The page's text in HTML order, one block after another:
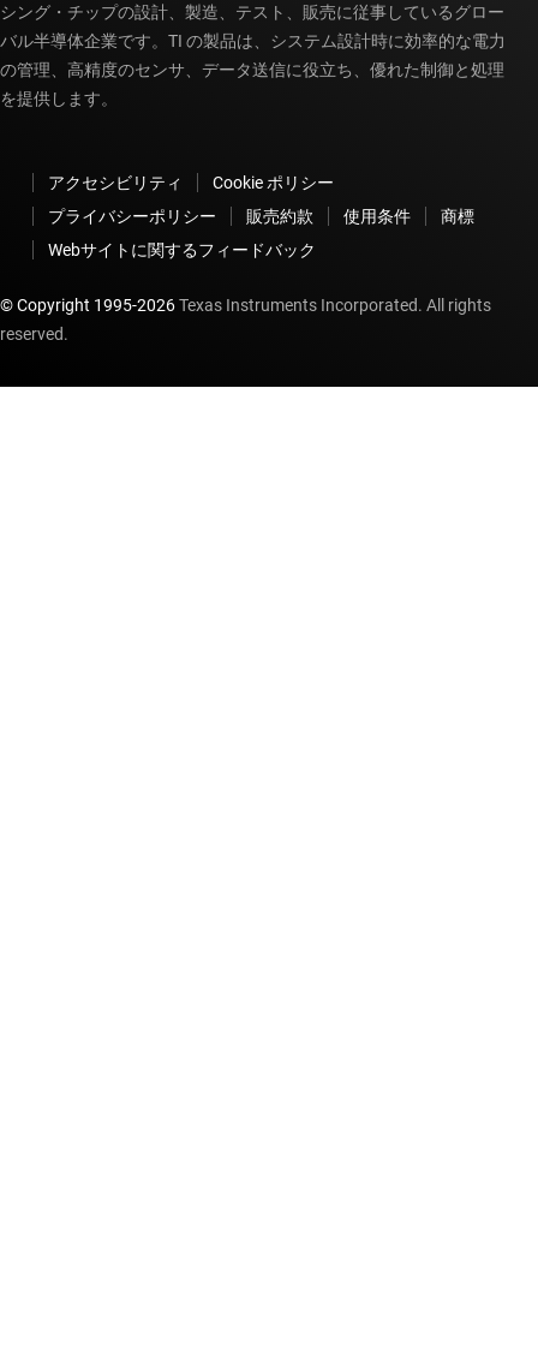
シング・チップの設計、製造、テスト、販売に従事しているグロー
バル半導体企業です。TI の製品は、システム設計時に効率的な電力
の管理、高精度のセンサ、データ送信に役立ち、優れた制御と処理
を提供します。
アクセシビリティ
Cookie ポリシー
プライバシーポリシー
販売約款 使用条件
商標
Webサイトに関するフィードバック
© Copyright 1995-2026Texas Instruments Incorporated. All rights
reserved.